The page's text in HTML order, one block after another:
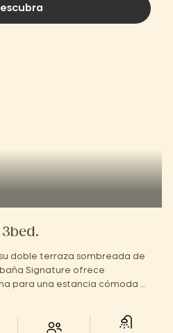
3bed.
doble terraza sombreada de
Signature ofrece
para una estancia cómoda e